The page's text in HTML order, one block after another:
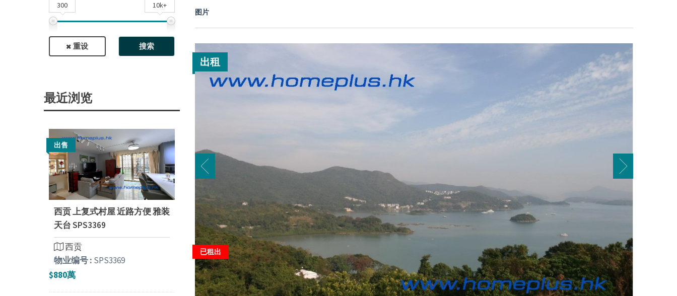
图片
出租
已租出
300 10k+
重设 搜索
最近浏览
出售
西贡 上复式村屋 近路方便 雅装
天台 SPS3369
西贡
物业编号 : SPS3369
$880萬